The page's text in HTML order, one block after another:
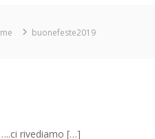
buonefeste2019
rivediamo […]